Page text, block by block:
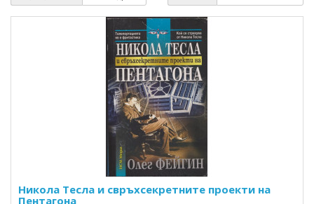
Никола Тесла и свръхсекретните проекти на
Пентагона